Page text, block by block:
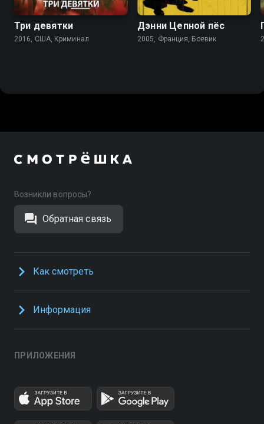
Три девятки
2016, США, Криминал
Дэнни Цепной пёс
2005, Франция, Боевик
Возникли вопросы?
Обратная связь
Как смотреть
Информация
ПРИЛОЖЕНИЯ